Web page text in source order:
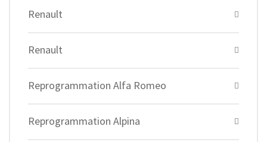
Renault
Renault
Reprogrammation Alfa Romeo
Reprogrammation Alpina